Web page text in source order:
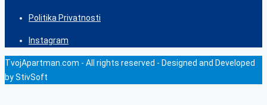
Politika Privatnosti
Instagram
TvojApartman.com - All rights reserved - Designed and Developed
by StivSoft